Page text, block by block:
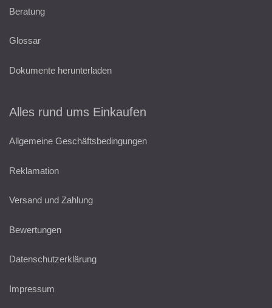
Beratung
Glossar
Dokumente herunterladen
Alles rund ums Einkaufen
Allgemeine Geschäftsbedingungen
Reklamation
Versand und Zahlung
Bewertungen
Datenschutzerklärung
Impressum